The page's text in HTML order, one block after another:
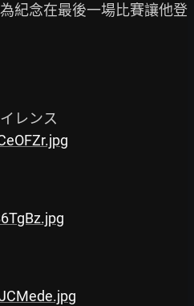
紀念在最後一場比賽讓他登